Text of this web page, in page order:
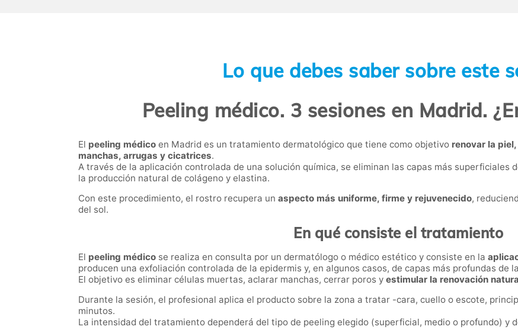
Lo que debes saber sobre este
Peeling médico. 3 sesiones en Madrid.
El peeling médico en Madrid es un tratamiento dermatológico que tiene como objetivo renovar la
manchas, arrugas y cicatrices.
A través de la aplicación controlada de una solución química, se eliminan las capas más superficiales
la producción natural de colágeno y elastina.
Con este procedimiento, el rostro recupera un aspecto más uniforme, firme y rejuvenecido,
del sol.
En qué consiste el tratamiento
El peeling médico se realiza en consulta por un dermatólogo o médico estético y consiste en la
producen una exfoliación controlada de la epidermis y, en algunos casos, de capas más profundas de
El objetivo es eliminar células muertas, aclarar manchas, cerrar poros y estimular la renovación
Durante la sesión, el profesional aplica el producto sobre la zona a tratar -cara, cuello o escote,
minutos.
La intensidad del tratamiento dependerá del tipo de peeling elegido (superficial, medio o profundo) y